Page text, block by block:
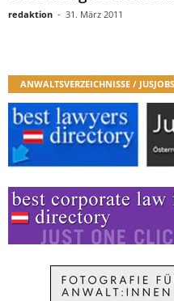
redaktion - 31. März 2011
ANWALTSVERZEICHNISSE / JUSJOBS